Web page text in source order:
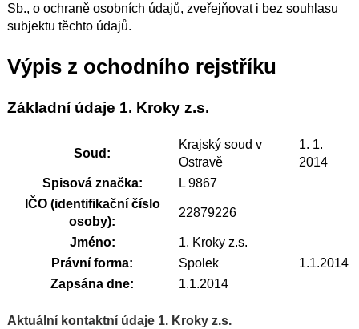
Sb., o ochraně osobních údajů, zveřejňovat i bez souhlasu
subjektu těchto údajů.
Výpis z ochodního rejstříku
Základní údaje 1. Kroky z.s.
Soud:
Krajský soud v
Ostravě
1. 1.
2014
Spisová značka:
L 9867
IČO (identifikační číslo
osoby):
22879226
Jméno:
1. Kroky z.s.
Právní forma:
Spolek
1.1.2014
Zapsána dne:
1.1.2014
Aktuální kontaktní údaje 1. Kroky z.s.